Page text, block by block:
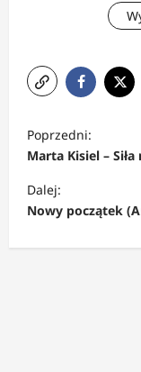
o
b
a
Poprzedni:
Marta Kisiel –
Dalej:
Nowy początek